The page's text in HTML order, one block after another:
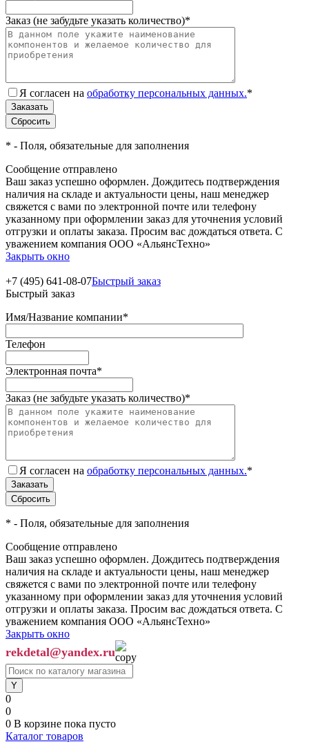
Заказ (не забудьте указать количество)*
Я согласен на обработку персональных данных.*
* - Поля, обязательные для заполнения
Сообщение отправлено
Ваш заказ успешно оформлен. Дождитесь подтверждения
наличия на складе и актуальности цены, наш менеджер
свяжется с вами по электронной почте или телефону
указанному при оформлении заказ для уточнения условий
отгрузки и оплаты заказа. Просим вас дождаться ответа. С
уважением компания ООО «АльянсТехно»
Закрыть окно
+7 (495) 641-08-07Быстрый заказ
Быстрый заказ
Имя/Название компании*
Телефон
Электронная почта*
Заказ (не забудьте указать количество)*
Я согласен на обработку персональных данных.*
* - Поля, обязательные для заполнения
Сообщение отправлено
Ваш заказ успешно оформлен. Дождитесь подтверждения
наличия на складе и актуальности цены, наш менеджер
свяжется с вами по электронной почте или телефону
указанному при оформлении заказ для уточнения условий
отгрузки и оплаты заказа. Просим вас дождаться ответа. С
уважением компания ООО «АльянсТехно»
Закрыть окно
rekdetal@yandex.ru
0
0
0 В корзине пока пусто
Каталог товаров